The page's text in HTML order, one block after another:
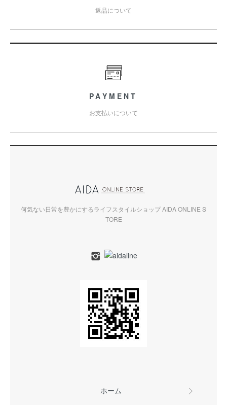
返品について
PAYMENT
お支払いについて
何気ない日常を豊かにするライフスタイルショップ AIDA ONLINE S
TORE
ホーム